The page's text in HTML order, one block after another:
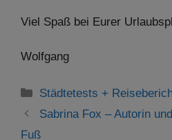
Viel Spaß bei Eurer
Wolfgang
Kategorien
Städtetests +
Sabrina Fox – Autorin
Fuß